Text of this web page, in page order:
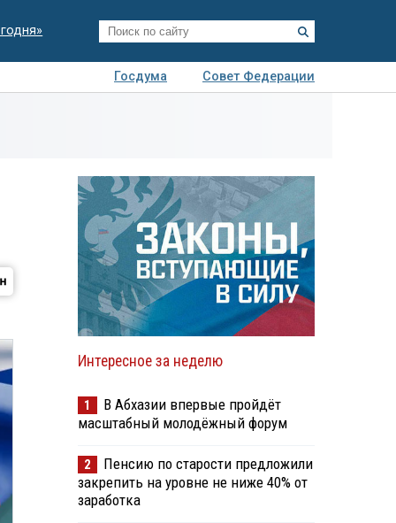
Госдума
Совет Федерации
Интересное за неделю
1
В Абхазии впервые пройдёт
масштабный молодёжный форум
2
Пенсию по старости предложили
закрепить на уровне не ниже 40% от
заработка